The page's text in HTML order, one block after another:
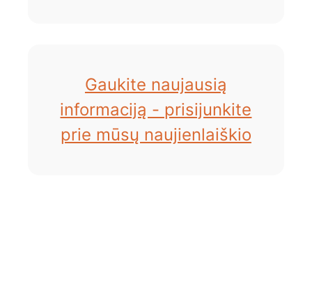
Gaukite naujausią
informaciją - prisijunkite
prie mūsų naujienlaiškio